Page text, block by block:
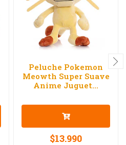
Peluche Pokemon
Meowth Super Suave
Anime Juguet...
$13.990